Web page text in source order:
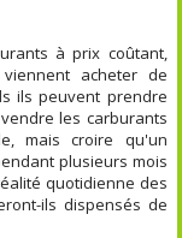
à prix coûtant,
acheter de
ils peuvent prendre
les carburants
mais croire qu'un
plusieurs mois
quotidienne des
ils dispensés de